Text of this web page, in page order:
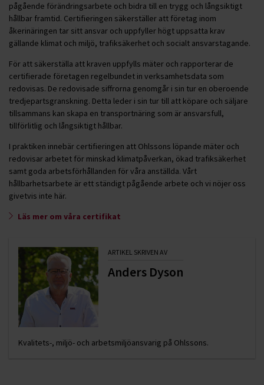
pågående förändringsarbete och bidra till en trygg och långsiktigt
hållbar framtid. Certifieringen säkerställer att företag inom
åkerinäringen tar sitt ansvar och uppfyller högt uppsatta krav
gällande klimat och miljö, trafiksäkerhet och socialt ansvarstagande.
För att säkerställa att kraven uppfylls mäter och rapporterar de
certifierade företagen regelbundet in verksamhetsdata som
redovisas. De redovisade siffrorna genomgår i sin tur en oberoende
tredjepartsgranskning. Detta leder i sin tur till att köpare och säljare
tillsammans kan skapa en transportnäring som är ansvarsfull,
tillförlitlig och långsiktigt hållbar.
I praktiken innebär certifieringen att Ohlssons löpande mäter och
redovisar arbetet för minskad klimatpåverkan, ökad trafiksäkerhet
samt goda arbetsförhållanden för våra anställda. Vårt
hållbarhetsarbete är ett ständigt pågående arbete och vi nöjer oss
givetvis inte här.
Läs mer om våra certifikat
ARTIKEL SKRIVEN AV
Anders Dyson
Kvalitets-, miljö- och arbetsmiljöansvarig på Ohlssons.